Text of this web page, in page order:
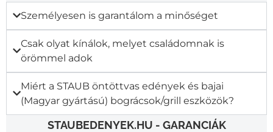
Személyesen is garantálom a minőséget
Csak olyat kínálok, melyet családomnak is
örömmel adok
Miért a STAUB öntöttvas edények és bajai
(Magyar gyártású) bográcsok/grill eszközök?
STAUBEDENYEK.HU - GARANCIÁK